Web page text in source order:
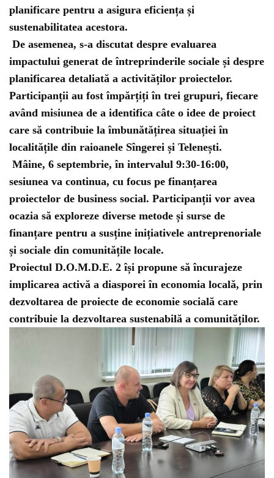
planificare pentru a asigura eficiența și
sustenabilitatea acestora.
De asemenea, s-a discutat despre evaluarea
impactului generat de întreprinderile sociale și despre
planificarea detaliată a activităților proiectelor.
Participanții au fost împărțiți în trei grupuri, fiecare
având misiunea de a identifica câte o idee de proiect
care să contribuie la îmbunătățirea situației în
localitățile din raioanele Sîngerei și Telenești.
Mâine, 6 septembrie, în intervalul 9:30-16:00,
sesiunea va continua, cu focus pe finanțarea
proiectelor de business social. Participanții vor avea
ocazia să exploreze diverse metode și surse de
finanțare pentru a susține inițiativele antreprenoriale
și sociale din comunitățile locale.
Proiectul D.O.M.D.E. 2 își propune să încurajeze
implicarea activă a diasporei în economia locală, prin
dezvoltarea de proiecte de economie socială care
contribuie la dezvoltarea sustenabilă a comunităților.